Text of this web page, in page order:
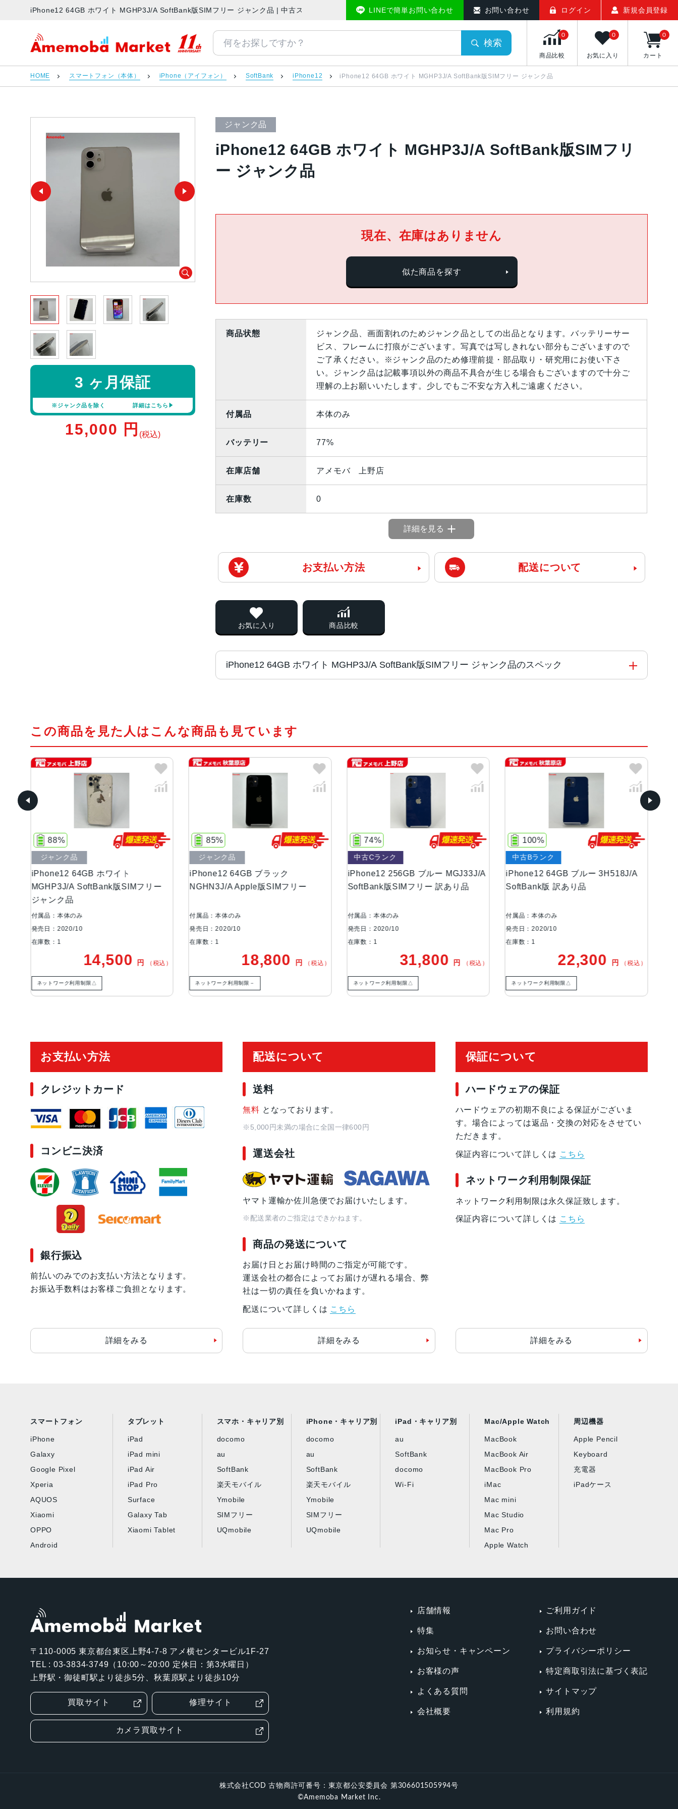
iPhone12 64GB ホワイト MGHP3J/A SoftBank版SIMフリー ジャンク品 | 中古スマホ販売のアメモバマーケットLINEで簡単お問い合わせ お問い合わせ ログイン 新規会員登録
アメモバマーケット
検索
商品比較
0
お気に入り
0
カート
0
HOME スマートフォン（本体） iPhone（アイフォン） SoftBank iPhone12 iPhone12 64GB ホワイト MGHP3J/A SoftBank版SIMフリー ジャンク品
ジャンク品
iPhone12 64GB ホワイト MGHP3J/A SoftBank版SIMフリ
ー ジャンク品
3 ヶ月保証
※ジャンク品を除く 詳細はこちら
15,000 円 (税込)
現在、在庫はありません
似た商品を探す
商品状態
ジャンク品、画面割れのためジャンク品としての出品となります。バッテリーサー
ビス、フレームに打痕がございます。写真では写しきれない部分もございますので
ご了承ください。※ジャンク品のため修理前提・部品取り・研究用にお使い下さ
い。ジャンク品は記載事項以外の商品不具合が生じる場合もございますので十分ご
理解の上お願いいたします。少しでもご不安な方入札ご遠慮ください。
付属品 本体のみ
バッテリー 77%
在庫店舗 アメモバ 上野店
在庫数 0
詳細を見る
お支払い方法 配送について
お気に入り 商品比較
iPhone12 64GB ホワイト MGHP3J/A SoftBank版SIMフリー ジャンク品のスペック
カラー（全色） ホワイト、ブラック、ブルー、グリーン、PRODUCT RED
容量（全て） 64GB、128GB、256GB
サイズ・重さ 146.7×71.5×7.4mm ・162g
液晶
Super Retina XDRディスプレイ6.1インチ（対角）オールスクリーンOLEDディス
プレイ2,532 x 1,170ピクセル解像度、460ppi
防沫性能、耐水性
能、防塵性能
IEC規格60529にもとづくIP68等級（最大水深6メートルで最大30分間）
カメラ
デュアル12MPカメラシステム：超広角、広角カメラ超広角：ƒ/2.4絞り値と120°視
野角広角：ƒ/1.6絞り値2倍の光学ズームアウト最大5倍のデジタルズーム
TrueDepthカメラ 12MPカメラƒ/2.2絞り値
生体認証 FaceID,TrueDepthカメラによる顔認識の有効化
この商品を見た人はこんな商品も見ています
フリー
iPhone12 64GB ブラック
NGHN3J/A Apple版SIMフリー
ジャンク品
付属品：本体のみ
発売日：2020/10
18,800
ネットワーク利用制限－
iPhone12 256GB ブルー MGJ33J/A
SoftBank版SIMフリー 訳あり品
中古Cランク
付属品：本体のみ
発売日：2020/10
31,800
ネットワーク利用制限△
iPhone12 64GB ブルー 3H518J/A
SoftBank版 訳あり品
中古Bランク
付属品：本体のみ
発売日：2020/10
22,300
ネットワーク利用制限△
iPhone12 256GB ブラック
MGJ03J/A docomo版SIMフリー
中古Aランク
付属品：本体のみ
発売日：2020/10
37,800
ネットワーク利用制限◯
お支払い方法
クレジットカード
コンビニ決済
銀行振込
前払いのみでのお支払い方法となります。
お振込手数料はお客様ご負担となります。
詳細をみる
配送について
送料
無料 となっております。
※5,000円未満の場合に全国一律600円
運送会社
ヤマト運輸か佐川急便でお届けいたします。
※配送業者のご指定はできかねます。
商品の発送について
お届け日とお届け時間のご指定が可能です。
運送会社の都合によってお届けが遅れる場合、弊
社は一切の責任を負いかねます。
配送について詳しくは こちら
詳細をみる
保証について
ハードウェアの保証
ハードウェアの初期不良による保証がございま
す。場合によっては返品・交換の対応をさせてい
ただきます。
保証内容について詳しくは こちら
ネットワーク利用制限保証
ネットワーク利用制限は永久保証致します。
保証内容について詳しくは こちら
詳細をみる
スマートフォン
iPhone
Galaxy
Google Pixel
Xperia
AQUOS
Xiaomi
OPPO
Android
タブレット
iPad
iPad mini
iPad Air
iPad Pro
Surface
Galaxy Tab
Xiaomi Tablet
スマホ・キャリア別
docomo
au
SoftBank
楽天モバイル
Ymobile
SIMフリー
UQmobile
iPhone・キャリア別
docomo
au
SoftBank
楽天モバイル
Ymobile
SIMフリー
UQmobile
iPad・キャリア別
au
SoftBank
docomo
Wi-Fi
Mac/Apple Watch
MacBook
MacBook Air
MacBook Pro
iMac
Mac mini
Mac Studio
Mac Pro
Apple Watch
周辺機器
Apple Pencil
Keyboard
充電器
iPadケース
〒110-0005 東京都台東区上野4-7-8 アメ横センタービル1F-27
TEL : 03-3834-3749（10:00～20:00 定休日：第3水曜日）
上野駅・御徒町駅より徒歩5分、秋葉原駅より徒歩10分
買取サイト 修理サイト
カメラ買取サイト
店舗情報
特集
お知らせ・キャンペーン
お客様の声
よくある質問
会社概要
ご利用ガイド
お問い合わせ
プライバシーポリシー
特定商取引法に基づく表記
サイトマップ
利用規約
株式会社COD 古物商許可番号：東京都公安委員会 第306601505994号
©Amemoba Market Inc.